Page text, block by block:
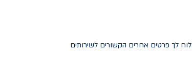
לך פרטים אחרים הקשורים לשירותים